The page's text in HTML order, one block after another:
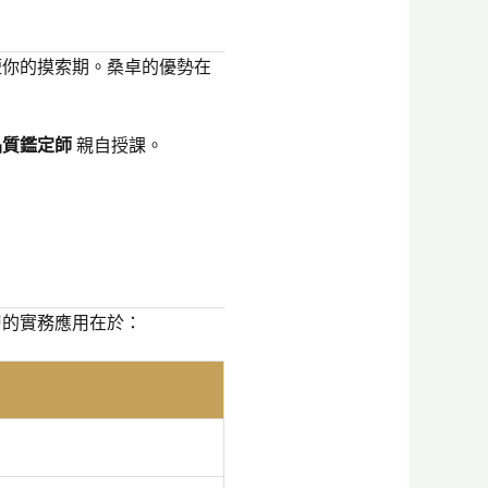
的摸索期。桑卓的優勢在
鑑定師 親自授課。
實務應用在於：